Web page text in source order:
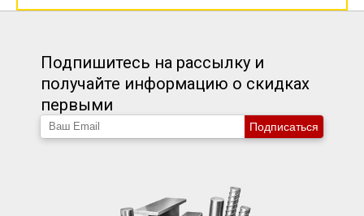
Подпишитесь на рассылку и
получайте информацию о скидках
первыми
Подписаться